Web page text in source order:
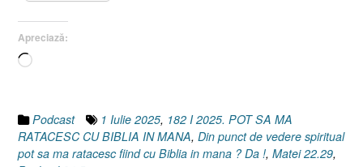
Psalmul
34.5]
Apreciază:
Încarc...
Podcast 1 Iulie 2025, 182 I 2025. POT SA MA
RATACESC CU BIBLIA IN MANA, Din punct de vedere spiritual
pot sa ma ratacesc fiind cu Biblia in mana ? Da !, Matei 22.29,